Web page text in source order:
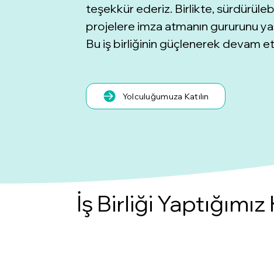
teşekkür ederiz. Birlikte,
projelere imza atmanın gururunu
Bu iş birliğinin güçlenerek devam
Yolculuğumuza Katılın
İş Birliği